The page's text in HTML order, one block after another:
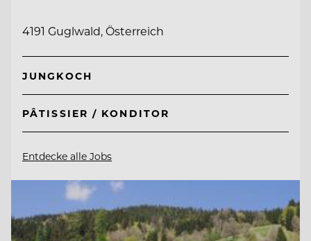
4191 Guglwald, Österreich
JUNGKOCH
PÂTISSIER / KONDITOR
Entdecke alle Jobs